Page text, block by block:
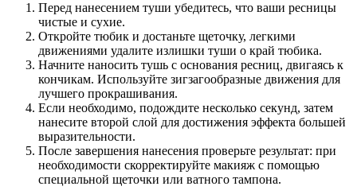
Перед нанесением туши убедитесь, что ваши ресницы
чистые и сухие.
Откройте тюбик и достаньте щеточку, легкими
движениями удалите излишки туши о край тюбика.
Начните наносить тушь с основания ресниц, двигаясь к
кончикам. Используйте зигзагообразные движения для
лучшего прокрашивания.
Если необходимо, подождите несколько секунд, затем
нанесите второй слой для достижения эффекта большей
выразительности.
После завершения нанесения проверьте результат: при
необходимости скорректируйте макияж с помощью
специальной щеточки или ватного тампона.